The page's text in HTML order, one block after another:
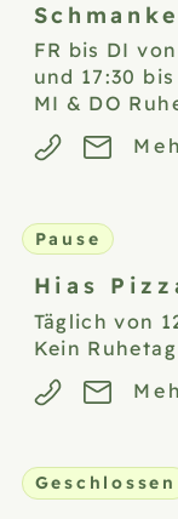
FR bis DI
und 17:30
MI & DO
Hias
Pause
Täglich von
Kein Ruhetag
Geschlossen